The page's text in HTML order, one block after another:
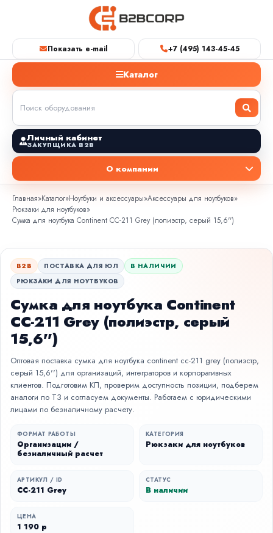
Показать e-mail +7 (495) 143-45-45
Каталог
Личный кабинет
ЗАКУПЩИКА B2B
О компании
Главная»Каталог»Ноутбуки и аксессуары»Аксессуары для ноутбуков»
Рюкзаки для ноутбуков»
Сумка для ноутбука Continent CC-211 Grey (полиэстр, серый 15,6'')
B2B ПОСТАВКА ДЛЯ ЮЛ
В НАЛИЧИИ
РЮКЗАКИ ДЛЯ НОУТБУКОВ
Сумка для ноутбука Continent
CC-211 Grey (полиэстр, серый
15,6'')
Оптовая поставка сумка для ноутбука continent cc-211 grey (полиэстр,
серый 15,6'') для организаций, интеграторов и корпоративных
клиентов. Подготовим КП, проверим доступность позиции, подберем
аналоги по ТЗ и согласуем документы. Работаем с юридическими
лицами по безналичному расчету.
ФОРМАТ РАБОТЫ
Организации /
безналичный расчет
КАТЕГОРИЯ
Рюкзаки для ноутбуков
АРТИКУЛ / ID
CC-211 Grey
СТАТУС
В наличии
ЦЕНА
1 190 р